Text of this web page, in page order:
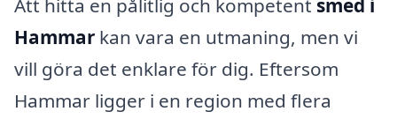
Att hitta en pålitlig och kompetent smed i
Hammar kan vara en utmaning, men vi
vill göra det enklare för dig. Eftersom
Hammar ligger i en region med flera